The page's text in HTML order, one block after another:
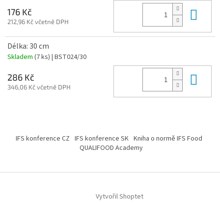
176 Kč
212,96 Kč včetně DPH
Délka: 30 cm
Skladem (7 ks) | BST024/30
286 Kč
346,06 Kč včetně DPH
IFS konference CZ IFS konference SK Kniha o normě IFS Food
QUALIFOOD Academy
Vytvořil Shoptet